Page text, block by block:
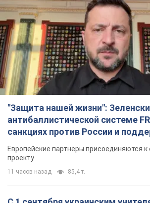
"Защита нашей жизни":
антибаллистической системе
санкциях против России и
Видео
Европейские партнеры присоединяются
проекту
11 часов назад 85,4 т.
С 1 сентября украинским
зарплаты: Корецкий раскрыл
Одновременно с повышением зарплат
правительство объявило об увеличении
стипендий
7 часов назад